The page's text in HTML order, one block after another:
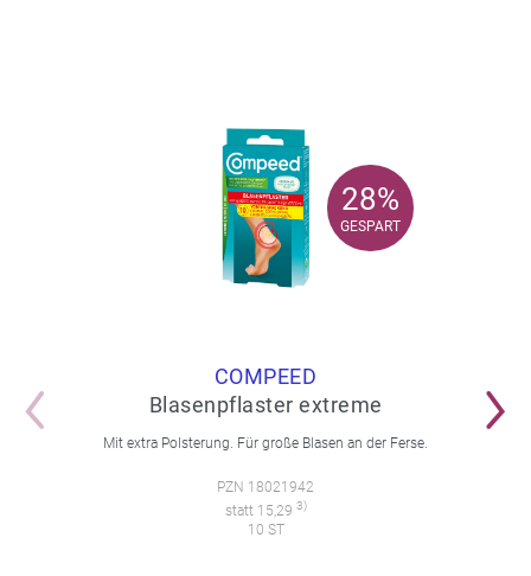
28%
GESPART
28%
GESPART
COMPEED
Blasenpflaster extreme
Mit extra Polsterung. Für große Blasen an der Ferse.
PZN 18021942
statt 15,29 3)
10 ST